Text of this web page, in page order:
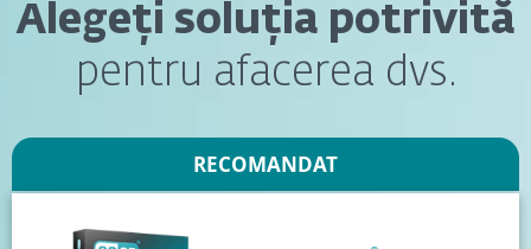
Alegeți soluția potrivită
pentru afacerea dvs.
RECOMANDAT